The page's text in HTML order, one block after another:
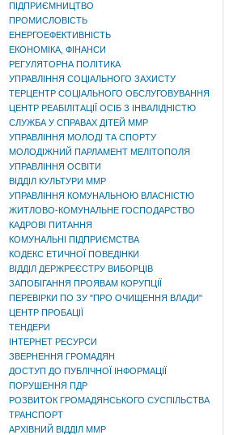
ПІДПРИЄМНИЦТВО
ПРОМИСЛОВІСТЬ
ЕНЕРГОЕФЕКТИВНІСТЬ
ЕКОНОМІКА, ФІНАНСИ
РЕГУЛЯТОРНА ПОЛІТИКА
УПРАВЛІННЯ СОЦІАЛЬНОГО ЗАХИСТУ
ТЕРЦЕНТР СОЦІАЛЬНОГО ОБСЛУГОВУВАННЯ
ЦЕНТР РЕАБІЛІТАЦІЇ ОСІБ З ІНВАЛІДНІСТЮ
СЛУЖБА У СПРАВАХ ДІТЕЙ ММР
УПРАВЛІННЯ МОЛОДІ ТА СПОРТУ
МОЛОДІЖНИЙ ПАРЛАМЕНТ МЕЛІТОПОЛЯ
УПРАВЛІННЯ ОСВІТИ
ВІДДІЛ КУЛЬТУРИ ММР
УПРАВЛІННЯ КОМУНАЛЬНОЮ ВЛАСНІСТЮ
ЖИТЛОВО-КОМУНАЛЬНЕ ГОСПОДАРСТВО
КАДРОВІ ПИТАННЯ
КОМУНАЛЬНІ ПІДПРИЄМСТВА
КОДЕКС ЕТИЧНОЇ ПОВЕДІНКИ
ВІДДІЛ ДЕРЖРЕЄСТРУ ВИБОРЦІВ
ЗАПОБІГАННЯ ПРОЯВАМ КОРУПЦІЇ
ПЕРЕВІРКИ ПО ЗУ "ПРО ОЧИЩЕННЯ ВЛАДИ"
ЦЕНТР ПРОБАЦІЇ
ТЕНДЕРИ
ІНТЕРНЕТ РЕСУРСИ
ЗВЕРНЕННЯ ГРОМАДЯН
ДОСТУП ДО ПУБЛІЧНОЇ ІНФОРМАЦІЇ
ПОРУШЕННЯ ПДР
РОЗВИТОК ГРОМАДЯНСЬКОГО СУСПІЛЬСТВА
ТРАНСПОРТ
АРХІВНИЙ ВІДДІЛ ММР